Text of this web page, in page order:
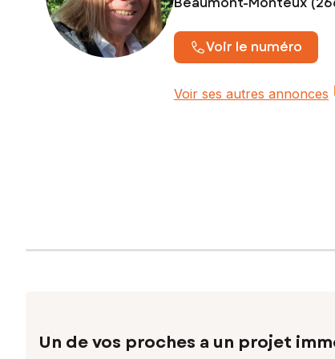
Voir le numéro
Voir ses autres annonces
Un de vos proches a un projet